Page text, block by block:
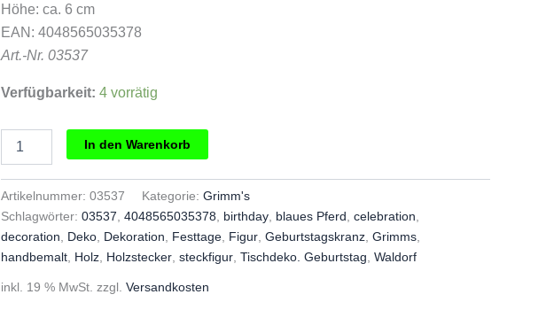
Höhe: ca. 6 cm
EAN: 4048565035378
Art.-Nr. 03537
Verfügbarkeit: 4 vorrätig
Steckfigur
Pferd
In den Warenkorb
Artikelnummer: 03537 Kategorie: Grimm's
Schlagwörter: 03537 4048565035378 birthday blaues Pferd celebration
decoration
Deko Dekoration Festtage Figur Geburtstagskranz Grimms
handbemalt Holz Holzstecker steckfigur Tischdeko. Geburtstag Waldorf
inkl. 19 % MwSt. zzgl. Versandkosten